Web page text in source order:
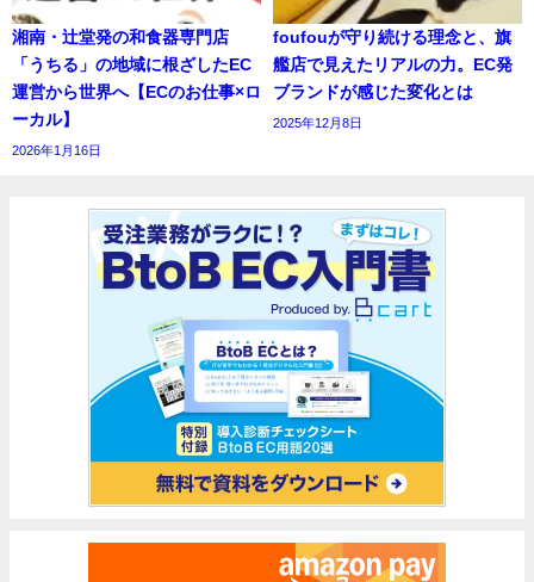
湘南・辻堂発の和食器専門店
「うちる」の地域に根ざしたEC
運営から世界へ【ECのお仕事×ロ
ーカル】
2026年1月16日
foufouが守り続ける理念と、旗
艦店で見えたリアルの力。EC発
ブランドが感じた変化とは
2025年12月8日